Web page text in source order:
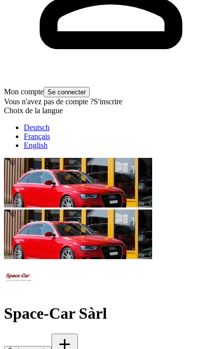
Mon compte Se connecter
Vous n'avez pas de compte ?S'inscrire
Choix de la langue
Deutsch
Français
English
Space-Car Sàrl